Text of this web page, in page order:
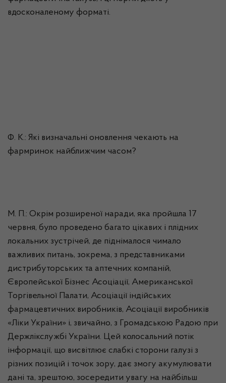
вдосконаленому форматі.
Ф. К.: Які визначальні оновлення чекають на
фармринок найближчим часом?
М. П.: Окрім розширеної наради, яка пройшла 17
червня, було проведено багато цікавих і плідних
локальних зустрічей, де піднімалося чимало
важливих питань, зокрема, з представниками
дистрибуторських та аптечних компаній,
Європейської Бізнес Асоціації, Американської
Торгівельної Палати, Асоціації індійських
фармацевтичних виробників, Асоціації виробників
«Ліки України» і, звичайно, з Громадською Радою при
Держлікслужбі України. Цей колосальний потік
інформації, що висвітлює слабкі сторони галузі з
різних позицій і точок зору, дає змогу акумулювати
дані та, зрештою, зосередити увагу на найбільш